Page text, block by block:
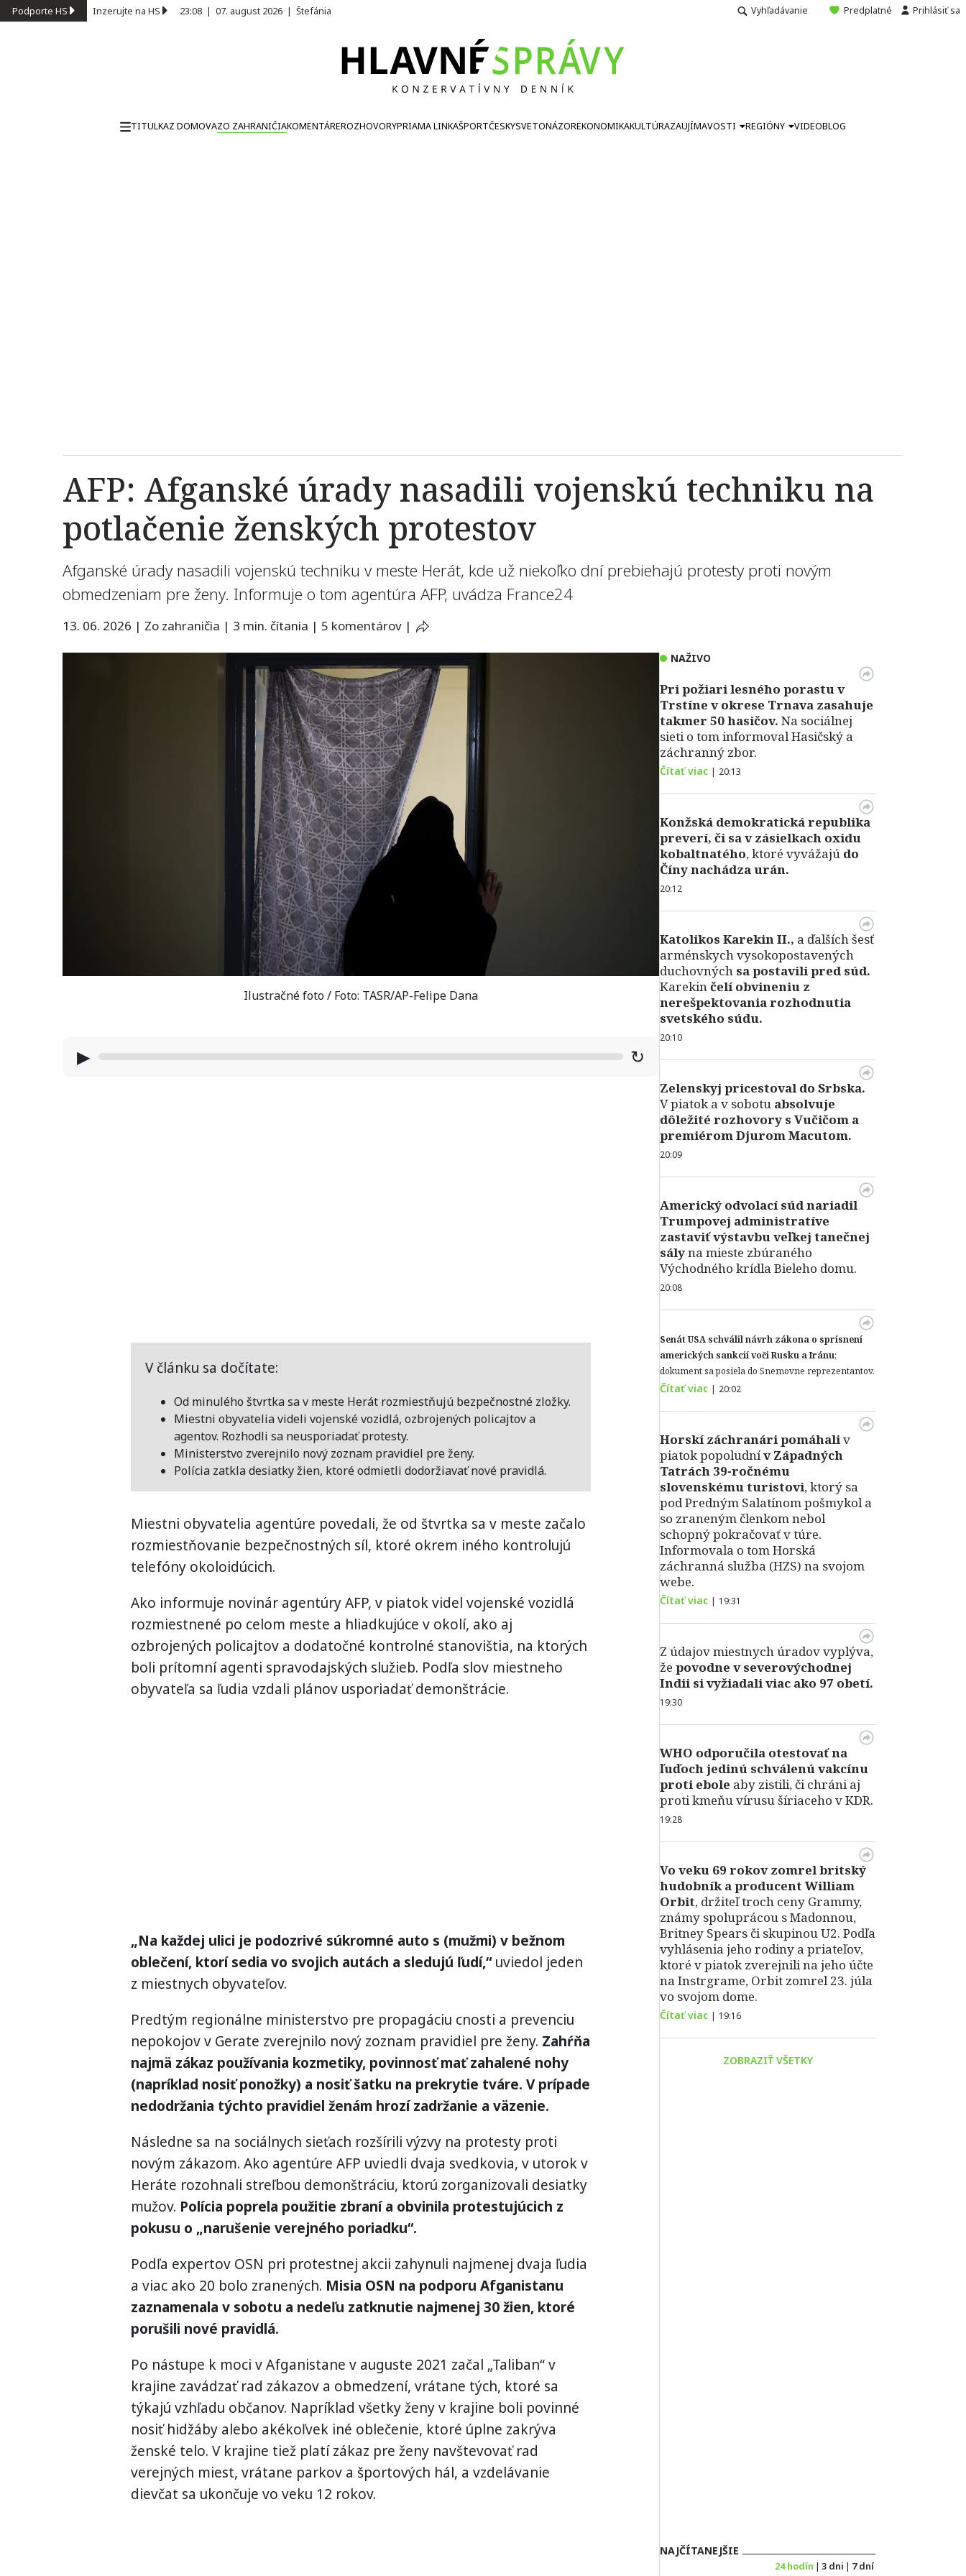
Podporte HS Inzerujte na HS 23:08 | 07. august 2026 | Štefánia Vyhľadávanie Predplatné Prihlásiť sa
TITULKAZ DOMOVAZO ZAHRANIČIAKOMENTÁREROZHOVORYPRIAMA LINKAŠPORTČESKYSVETONÁZOREKONOMIKAKULTÚRAZAUJÍMAVOSTI REGIÓNY VIDEOBLOG
AFP: Afganské úrady nasadili vojenskú techniku na
potlačenie ženských protestov
Afganské úrady nasadili vojenskú techniku v meste Herát, kde už niekoľko dní prebiehajú protesty proti novým
obmedzeniam pre ženy. Informuje o tom agentúra AFP, uvádza France24
13. 06. 2026 | Zo zahraničia | 3 min. čítania | 5 komentárov |
Ilustračné foto / Foto: TASR/AP-Felipe Dana
▶ ↻
V článku sa dočítate:
Od minulého štvrtka sa v meste Herát rozmiestňujú bezpečnostné zložky.
Miestni obyvatelia videli vojenské vozidlá, ozbrojených policajtov a
agentov. Rozhodli sa neusporiadať protesty.
Ministerstvo zverejnilo nový zoznam pravidiel pre ženy.
Polícia zatkla desiatky žien, ktoré odmietli dodoržiavať nové pravidlá.
Miestni obyvatelia agentúre povedali, že od štvrtka sa v meste začalo
rozmiestňovanie bezpečnostných síl, ktoré okrem iného kontrolujú
telefóny okoloidúcich.
Ako informuje novinár agentúry AFP, v piatok videl vojenské vozidlá
rozmiestnené po celom meste a hliadkujúce v okolí, ako aj
ozbrojených policajtov a dodatočné kontrolné stanovištia, na ktorých
boli prítomní agenti spravodajských služieb. Podľa slov miestneho
obyvateľa sa ľudia vzdali plánov usporiadať demonštrácie.
„Na každej ulici je podozrivé súkromné auto s (mužmi) v bežnom
oblečení, ktorí sedia vo svojich autách a sledujú ľudí,“uviedol jeden
z miestnych obyvateľov.
Predtým regionálne ministerstvo pre propagáciu cnosti a prevenciu
nepokojov v Gerate zverejnilo nový zoznam pravidiel pre ženy. Zahŕňa
najmä zákaz používania kozmetiky, povinnosť mať zahalené nohy
(napríklad nosiť ponožky) a nosiť šatku na prekrytie tváre. V prípade
nedodržania týchto pravidiel ženám hrozí zadržanie a väzenie.
Následne sa na sociálnych sieťach rozšírili výzvy na protesty proti
novým zákazom. Ako agentúre AFP uviedli dvaja svedkovia, v utorok v
Heráte rozohnali streľbou demonštráciu, ktorú zorganizovali desiatky
mužov. Polícia poprela použitie zbraní a obvinila protestujúcich z
pokusu o „narušenie verejného poriadku“.
Podľa expertov OSN pri protestnej akcii zahynuli najmenej dvaja ľudia
a viac ako 20 bolo zranených. Misia OSN na podporu Afganistanu
zaznamenala v sobotu a nedeľu zatknutie najmenej 30 žien, ktoré
porušili nové pravidlá.
Po nástupe k moci v Afganistane v auguste 2021 začal „Taliban“ v
krajine zavádzať rad zákazov a obmedzení, vrátane tých, ktoré sa
týkajú vzhľadu občanov. Napríklad všetky ženy v krajine boli povinné
nosiť hidžáby alebo akékoľvek iné oblečenie, ktoré úplne zakrýva
ženské telo. V krajine tiež platí zákaz pre ženy navštevovať rad
verejných miest, vrátane parkov a športových hál, a vzdelávanie
dievčat sa ukončuje vo veku 12 rokov.
NAŽIVO
Pri požiari lesného porastu v
Trstíne v okrese Trnava zasahuje
takmer 50 hasičov. Na sociálnej
sieti o tom informoval Hasičský a
záchranný zbor.
Čítať viac | 20:13
Konžská demokratická republika
preverí, či sa v zásielkach oxidu
kobaltnatého, ktoré vyvážajú do
Číny nachádza urán.
20:12
Katolikos Karekin II., a ďalších šesť
arménskych vysokopostavených
duchovných sa postavili pred súd.
Karekinčelí obvineniu z
nerešpektovania rozhodnutia
svetského súdu.
20:10
Zelenskyj pricestoval do Srbska.
V piatok a v sobotu absolvuje
dôležité rozhovory s Vučičom a
premiérom Djurom Macutom.
20:09
Americký odvolací súd nariadil
Trumpovej administratíve
zastaviť výstavbu veľkej tanečnej
sályna mieste zbúraného
Východného krídla Bieleho domu.
20:08
Senát USA schválil návrh zákona o sprísnení
amerických sankcií voči Rusku a Iránu;
dokument sa posiela do Snemovne reprezentantov.
Čítať viac | 20:02
Horskí záchranári pomáhaliv
piatok popoludnív Západných
Tatrách 39-ročnému
slovenskému turistovi, ktorý sa
pod Predným Salatínom pošmykol a
so zraneným členkom nebol
schopný pokračovať v túre.
Informovala o tom Horská
záchranná služba (HZS) na svojom
webe.
Čítať viac | 19:31
Z údajov miestnych úradov vyplýva,
že povodne v severovýchodnej
Indii si vyžiadali viac ako 97 obetí.
19:30
WHO odporučila otestovať na
ľuďoch jedinú schválenú vakcínu
proti ebole aby zistili, či chráni aj
proti kmeňu vírusu šíriaceho v KDR.
19:28
Vo veku 69 rokov zomrel britský
hudobník a producent William
Orbit, držiteľ troch ceny Grammy,
známy spoluprácou s Madonnou,
Britney Spears či skupinou U2. Podľa
vyhlásenia jeho rodiny a priateľov,
ktoré v piatok zverejnili na jeho účte
na Instrgrame, Orbit zomrel 23. júla
vo svojom dome.
Čítať viac | 19:16
ZOBRAZIŤ VŠETKY
NAJČÍTANEJŠIE
24 hodín | 3 dni | 7 dní